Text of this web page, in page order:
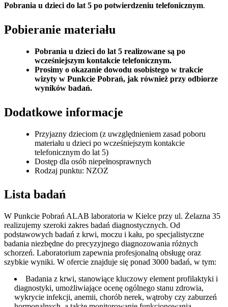
Pobrania u dzieci do lat 5 po potwierdzeniu telefonicznym.
Pobieranie materiału
Pobrania u dzieci do lat 5 realizowane są po
wcześniejszym kontakcie telefonicznym.
Prosimy o okazanie dowodu osobistego w trakcie
wizyty w Punkcie Pobrań, jak również przy odbiorze
wyników badań.
Dodatkowe informacje
Przyjazny dzieciom (z uwzględnieniem zasad poboru
materiału u dzieci po wcześniejszym kontakcie
telefonicznym do lat 5)
Dostęp dla osób niepełnosprawnych
Rodzaj punktu: NZOZ
Lista badań
W Punkcie Pobrań ALAB laboratoria w Kielce przy ul. Żelazna 35
realizujemy szeroki zakres badań diagnostycznych. Od
podstawowych badań z krwi, moczu i kału, po specjalistyczne
badania niezbędne do precyzyjnego diagnozowania różnych
schorzeń. Laboratorium zapewnia profesjonalną obsługę oraz
szybkie wyniki. W ofercie znajduje się ponad 3000 badań, w tym:
Badania z krwi, stanowiące kluczowy element profilaktyki i
diagnostyki, umożliwiające ocenę ogólnego stanu zdrowia,
wykrycie infekcji, anemii, chorób nerek, wątroby czy zaburzeń